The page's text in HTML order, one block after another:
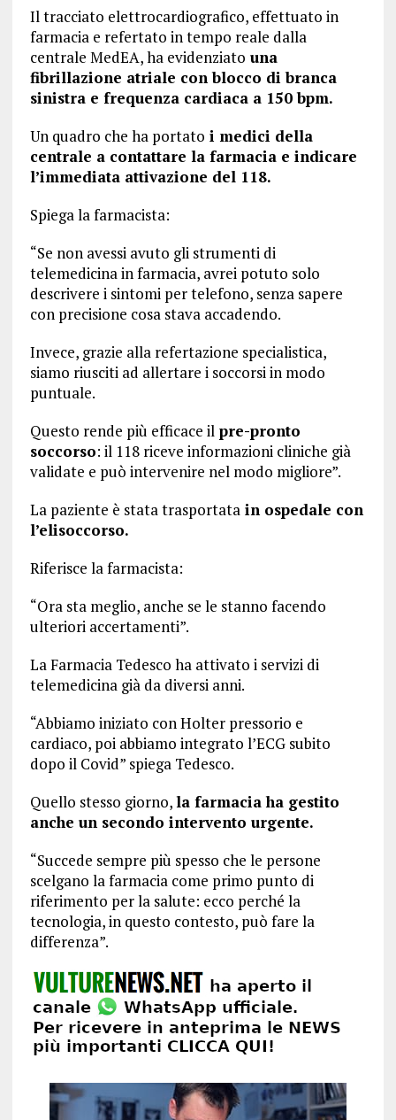
Il tracciato elettrocardiografico, effettuato in
farmacia e refertato in tempo reale dalla
centrale MedEA, ha evidenziato una
fibrillazione atriale con blocco di branca
sinistra e frequenza cardiaca a 150 bpm.
Un quadro che ha portato i medici della
centrale a contattare la farmacia e indicare
l’immediata attivazione del 118.
Spiega la farmacista:
“Se non avessi avuto gli strumenti di
telemedicina in farmacia, avrei potuto solo
descrivere i sintomi per telefono, senza sapere
con precisione cosa stava accadendo.
Invece, grazie alla refertazione specialistica,
siamo riusciti ad allertare i soccorsi in modo
puntuale.
Questo rende più efficace ilpre-pronto
soccorso: il 118 riceve informazioni cliniche già
validate e può intervenire nel modo migliore”.
La paziente è stata trasportatain ospedale con
l’elisoccorso.
Riferisce la farmacista:
“Ora sta meglio, anche se le stanno facendo
ulteriori accertamenti”.
La Farmacia Tedesco ha attivato i servizi di
telemedicina già da diversi anni.
“Abbiamo iniziato con Holter pressorio e
cardiaco, poi abbiamo integrato l’ECG subito
dopo il Covid” spiega Tedesco.
Quello stesso giorno,la farmacia ha gestito
anche un secondo intervento urgente.
“Succede sempre più spesso che le persone
scelgano la farmacia come primo punto di
riferimento per la salute: ecco perché la
tecnologia, in questo contesto, può fare la
differenza”.